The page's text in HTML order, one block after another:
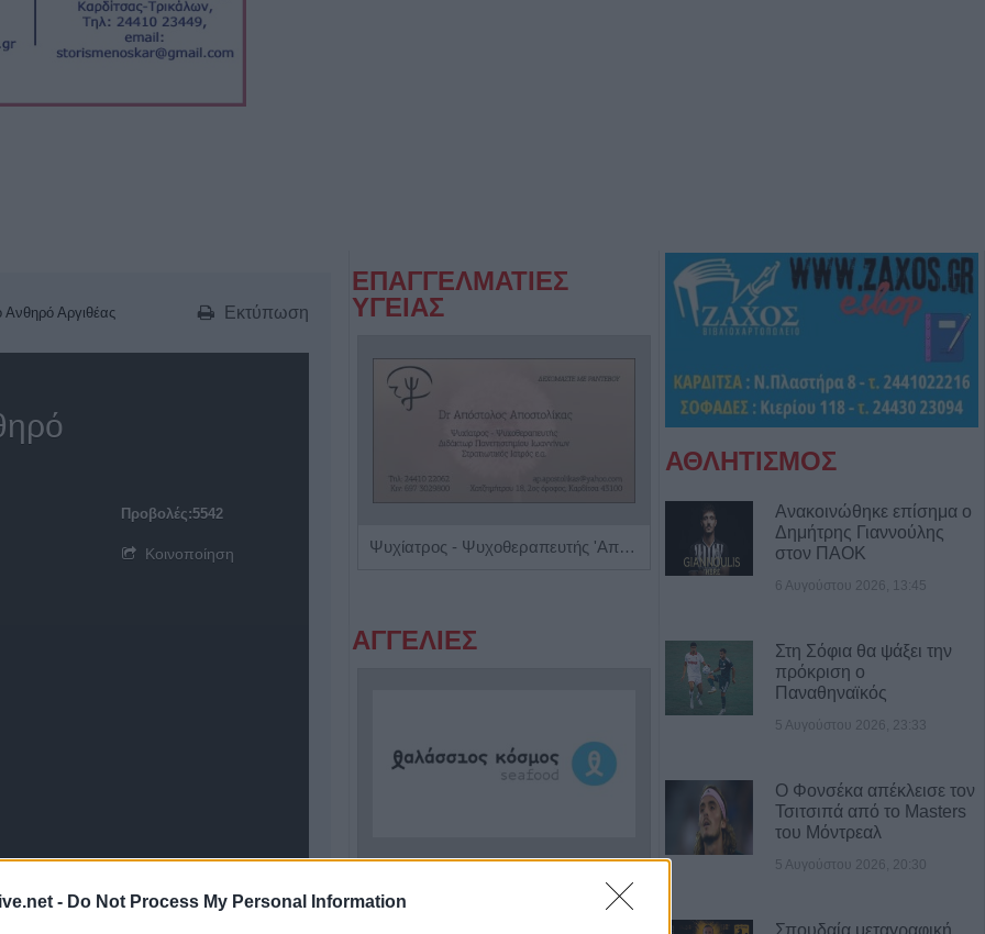
- Do Not Process My Personal Information
Εκτύπωση
Ανθηρό Αργιθέας
Προβολές:5542
Κοινοποίηση
ΕΠΑΓΓΕΛΜΑΤΙΕΣ
ΥΓΕΙΑΣ
Ψυχίατρος - Ψυχοθεραπευτής 'Αποστολίκας Απόστολος' Ρευματολόγος "Γεωργία Τσέλιου - Κατσούλη"
ΑΓΓΕΛΙΕΣ
Η εταιρεία ΘΑΛΑΣΣΙΟΣ ΚΟΣΜΟΣ Α.Ε.Β.Ε. επιθυμεί να προσλάβει Αποθηκάριο
ΑΘΛΗΤΙΣΜΟΣ
Ανακοινώθηκε επίσημα ο
Δημήτρης Γιαννούλης
στον ΠΑΟΚ
6 Αυγούστου 2026, 13:45
Στη Σόφια θα ψάξει την
πρόκριση ο
Παναθηναϊκός
5 Αυγούστου 2026, 23:33
Ο Φονσέκα απέκλεισε τον
Τσιτσιπά από το Masters
του Μόντρεαλ
5 Αυγούστου 2026, 20:30
Σπουδαία μεταγραφική